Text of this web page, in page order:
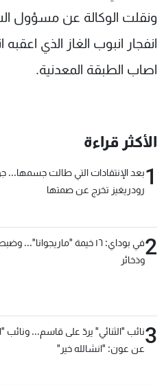
ونقلت الوكالة عن مسؤول
انفجار انبوب الغاز الذي
اصاب الطبقة المعدنية.
الأكثر قراءة
1بعد الإنتقادات التي طالت جسمها...
رودريغيز تخرج عن صمتها
2
في بوداي: ١٦ خيمة "ماريجوانا"...
وذخائر
3نائب "الثنائي" يردّ على قاسم... ونائب
عن عون: "انشالله خير"